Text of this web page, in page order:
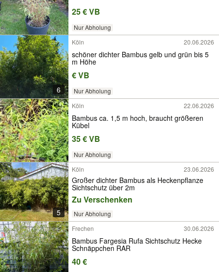
25 € VB
Nur Abholung
6
Köln 20.06.2026
schöner dichter Bambus gelb und grün bis 5
m Höhe
€ VB
Nur Abholung
Köln
22.06.2026
Bambus ca. 1,5 m hoch, braucht größeren
Kübel
35 € VB
Nur Abholung
5
Köln 23.06.2026
Großer dichter Bambus als Heckenpflanze
Sichtschutz über 2m
Zu Verschenken
Nur Abholung
Frechen
30.06.2026
Bambus Fargesia Rufa Sichtschutz Hecke
Schnäppchen RAR
40 €